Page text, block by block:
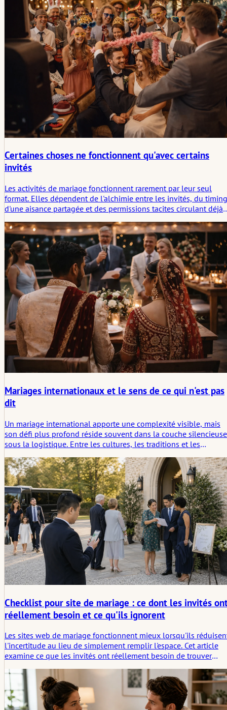
Certaines choses ne fonctionnent qu'avec certains
invités
Les activités de mariage fonctionnent rarement par leur seul
format. Elles dépendent de l'alchimie entre les invités, du
d'une aisance partagée et des permissions tacites circulant déjà
pleinement.
Mariages internationaux et le sens de ce qui n'est pas
dit
Un mariage international apporte une complexité visible, mais
son défi plus profond réside souvent dans la couche silencieuse
sous la logistique. Entre les cultures, les traditions et les
que tout ce qui est formellement planifié.
Checklist pour site de mariage : ce dont les invités
réellement besoin et ce qu'ils ignorent
Les sites web de mariage fonctionnent mieux lorsqu'ils
l'incertitude au lieu de simplement remplir l'espace. Cet article
examine ce que les invités ont réellement besoin de trouver
questions tacites un bon site peut répondre avant qu'elles ne
deviennent des messages adressés au couple.